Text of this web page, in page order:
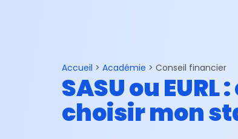
Accueil > Académie > Conseil financier
SASU ou
choisir mon